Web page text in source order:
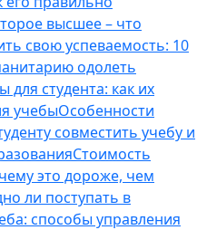
высшее – что
свою успеваемость: 10
одолеть
студента: как их
учебыОсобенности
совместить учебу и
Стоимость
это дороже, чем
ли поступать в
способы управления